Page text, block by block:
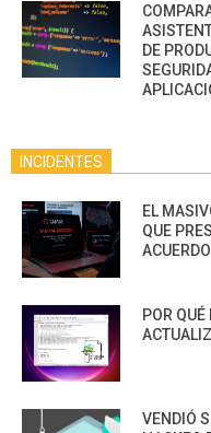
DE
INCIDENTES
EL
QUE
POR
VENDIÓ